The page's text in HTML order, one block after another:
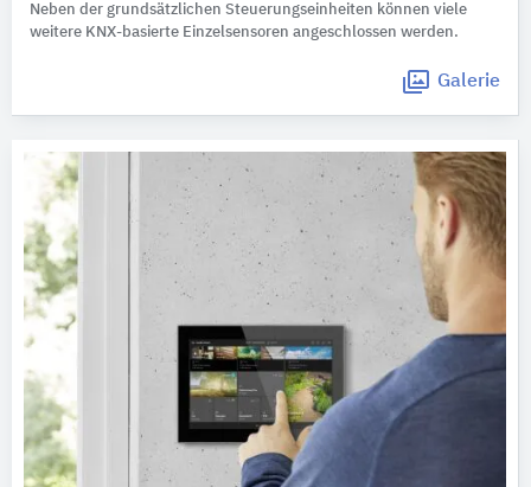
Neben der grundsätzlichen Steuerungseinheiten können viele
weitere KNX-basierte Einzelsensoren angeschlossen werden.
Galerie